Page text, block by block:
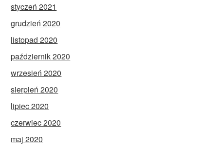
styczeń 2021
grudzień 2020
listopad 2020
październik 2020
wrzesień 2020
sierpień 2020
lipiec 2020
czerwiec 2020
maj 2020